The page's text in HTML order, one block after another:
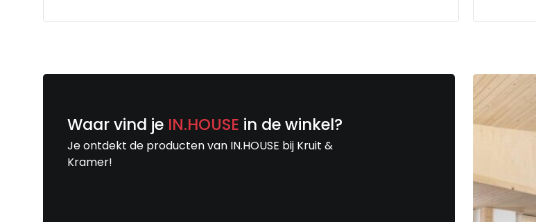
Waar vind je IN.HOUSE in de winkel?
Je ontdekt de producten van IN.HOUSE bij Kruit &
Kramer!